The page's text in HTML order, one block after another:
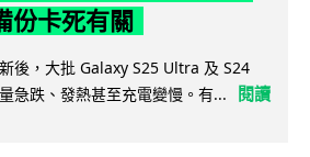
卡死有關
後，大批 Galaxy S25 Ultra 及 S24
急跌、發熱甚至充電變慢。有...
閱讀